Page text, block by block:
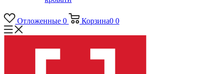
Отложенные 0 Корзина0 0